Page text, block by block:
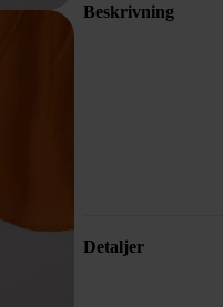
Beskrivning
Detaljer